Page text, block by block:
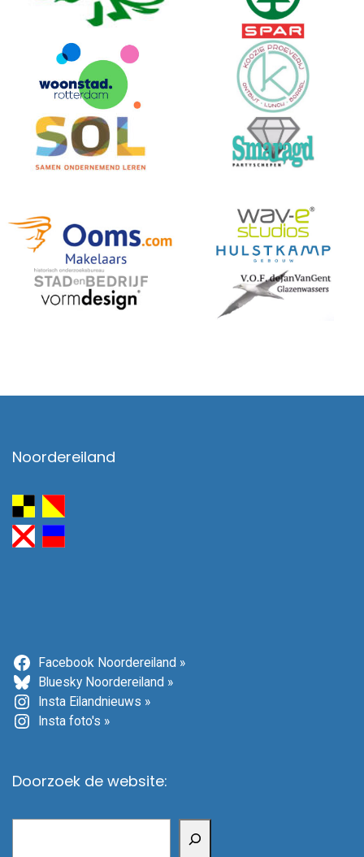
Noordereiland
Facebook Noordereiland »
Bluesky Noordereiland »
Insta Eilandnieuws »
Insta foto's »
Doorzoek de website: